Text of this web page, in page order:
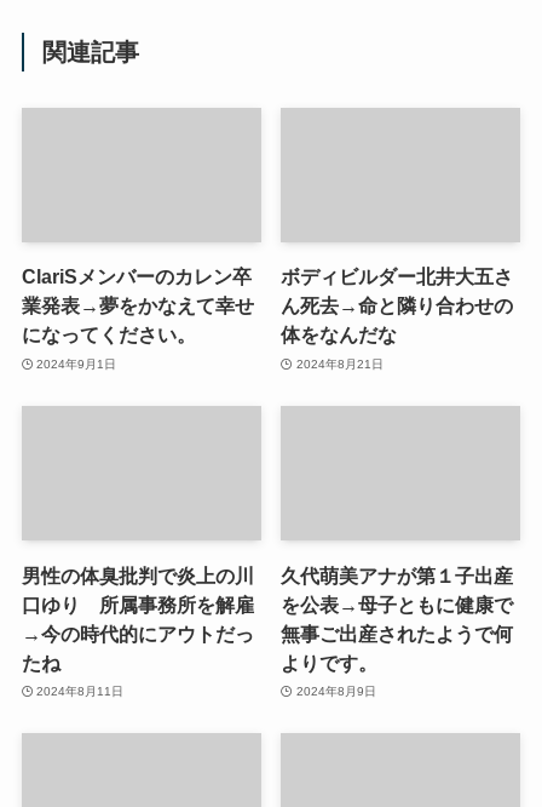
関連記事
ClariSメンバーのカレン卒
業発表→夢をかなえて幸せ
になってください。
2024年9月1日
ボディビルダー北井大五さ
ん死去→命と隣り合わせの
体をなんだな
2024年8月21日
男性の体臭批判で炎上の川
口ゆり 所属事務所を解雇
→今の時代的にアウトだっ
たね
2024年8月11日
久代萌美アナが第１子出産
を公表→母子ともに健康で
無事ご出産されたようで何
よりです。
2024年8月9日